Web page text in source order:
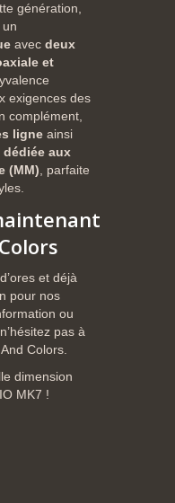
génération,
un
avec deux
et
exigences des
complément,
ligne ainsi
aux
(MM) , parfaite
et déjà
pour nos
ou
pas à
Colors.
dimension
MK7 !